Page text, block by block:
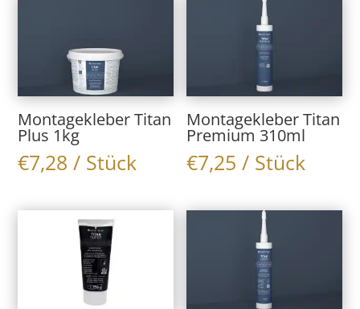
Montagekleber Titan
Plus 1kg
€7,28 / Stück
Montagekleber Titan
Premium 310ml
€7,25 / Stück